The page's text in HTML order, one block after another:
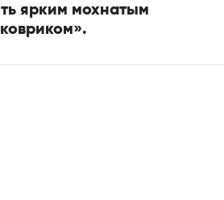
ярким мохнатым
ковриком».